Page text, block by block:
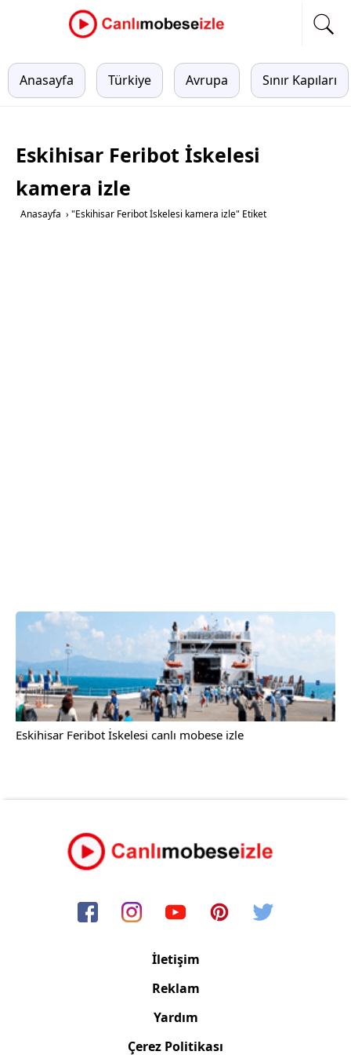
Anasayfa Türkiye Avrupa Sınır Kapıları
Eskihisar Feribot İskelesi
kamera izle
Anasayfa › "Eskihisar Feribot İskelesi kamera izle" Etiket
Eskihisar Feribot İskelesi canlı mobese izle
İletişim
Reklam
Yardım
Çerez Politikası